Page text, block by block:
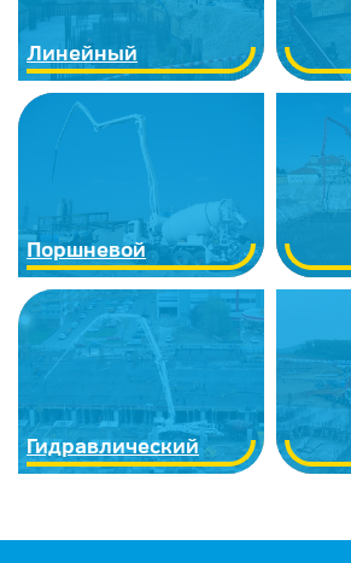
Линейный
Поршневой
Гидравлический